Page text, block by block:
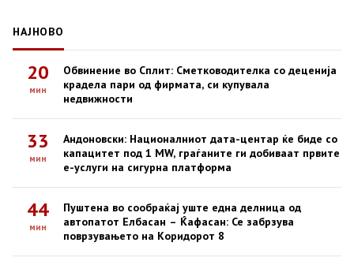
НАЈНОВО
20
мин
Обвинение во Сплит: Сметководителка со деценија
крадела пари од фирмата, си купувала
недвижности
33
мин
Андоновски: Националниот дата-центар ќе биде со
капацитет под 1 MW, граѓаните ги добиваат првите
е-услуги на сигурна платформа
44
мин
Пуштена во сообраќај уште една делница од
автопатот Елбасан – Ќафасан: Се забрзува
поврзувањето на Коридорот 8